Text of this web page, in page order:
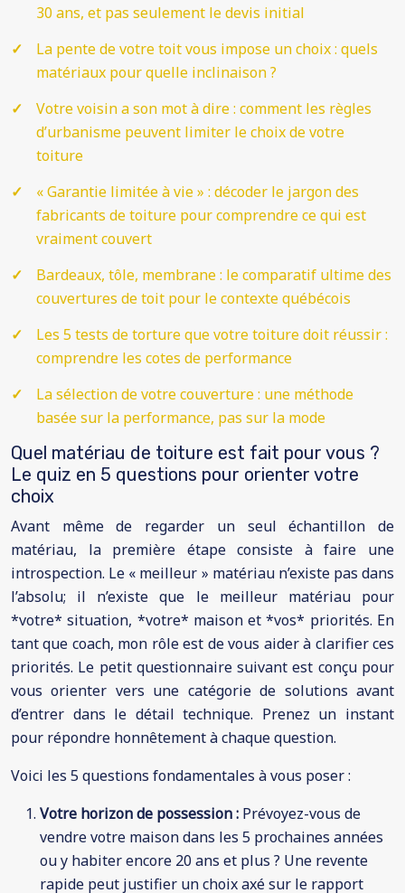
30 ans, et pas seulement le devis initial
La pente de votre toit vous impose un choix : quels
matériaux pour quelle inclinaison ?
Votre voisin a son mot à dire : comment les règles
d’urbanisme peuvent limiter le choix de votre
toiture
« Garantie limitée à vie » : décoder le jargon des
fabricants de toiture pour comprendre ce qui est
vraiment couvert
Bardeaux, tôle, membrane : le comparatif ultime des
couvertures de toit pour le contexte québécois
Les 5 tests de torture que votre toiture doit réussir :
comprendre les cotes de performance
La sélection de votre couverture : une méthode
basée sur la performance, pas sur la mode
Quel matériau de toiture est fait pour vous ?
Le quiz en 5 questions pour orienter votre
choix
Avant même de regarder un seul échantillon de
matériau, la première étape consiste à faire une
introspection. Le « meilleur » matériau n’existe pas dans
l’absolu; il n’existe que le meilleur matériau pour
*votre* situation, *votre* maison et *vos* priorités. En
tant que coach, mon rôle est de vous aider à clarifier ces
priorités. Le petit questionnaire suivant est conçu pour
vous orienter vers une catégorie de solutions avant
d’entrer dans le détail technique. Prenez un instant
pour répondre honnêtement à chaque question.
Voici les 5 questions fondamentales à vous poser :
Votre horizon de possession : Prévoyez-vous de
vendre votre maison dans les 5 prochaines années
ou y habiter encore 20 ans et plus ? Une revente
rapide peut justifier un choix axé sur le rapport